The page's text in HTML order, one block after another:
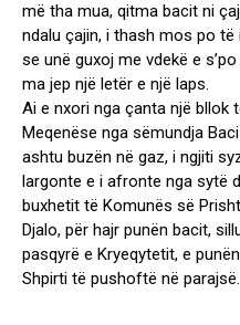
më tha mua, qitma bacit ni
ndalu çajin, i thash mos po
se unë guxoj me vdekë e
ma jep një letër e një laps.
Ai e nxori nga çanta një bllok
Meqenëse nga sëmundja
ashtu buzën në gaz, i ngjiti
largonte e i afronte nga sytë
buxhetit të Komunës së
Djalo, për hajr punën bacit,
pasqyrë e Kryeqytetit, e
Shpirti të pushoftë në parajsë.